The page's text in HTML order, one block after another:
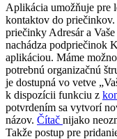
Aplikácia umožňuje pre
kontaktov do
priečinky Adresár a
nachádza podpriečinok
aplikáciou. Máme
potrebnú organizačnú
je dostupná vo vetve
k dispozícii funkciu z
potvrdením sa vytvorí
názov. Čítač nijako
Takže postup pre